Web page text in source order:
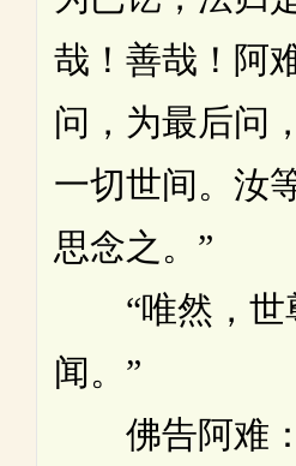
哉！善哉！阿
问，为最后问
一切世间。汝
思念之。”
“唯然，世
闻。”
佛告阿难：